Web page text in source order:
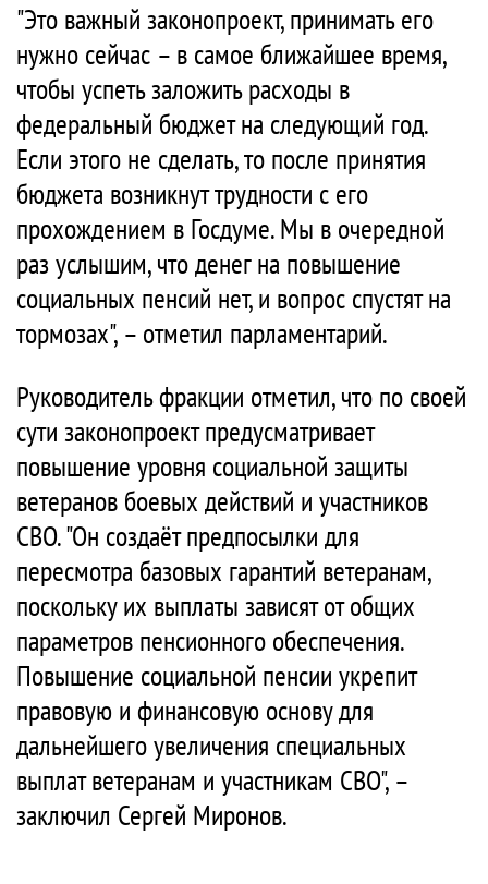
"Это важный законопроект, принимать его
нужно сейчас – в самое ближайшее время,
чтобы успеть заложить расходы в
федеральный бюджет на следующий год.
Если этого не сделать, то после принятия
бюджета возникнут трудности с его
прохождением в Госдуме. Мы в очередной
раз услышим, что денег на повышение
социальных пенсий нет, и вопрос спустят на
тормозах", – отметил парламентарий.
Руководитель фракции отметил, что по своей
сути законопроект предусматривает
повышение уровня социальной защиты
ветеранов боевых действий и участников
СВО. "Он создаёт предпосылки для
пересмотра базовых гарантий ветеранам,
поскольку их выплаты зависят от общих
параметров пенсионного обеспечения.
Повышение социальной пенсии укрепит
правовую и финансовую основу для
дальнейшего увеличения специальных
выплат ветеранам и участникам СВО", –
заключил Сергей Миронов.